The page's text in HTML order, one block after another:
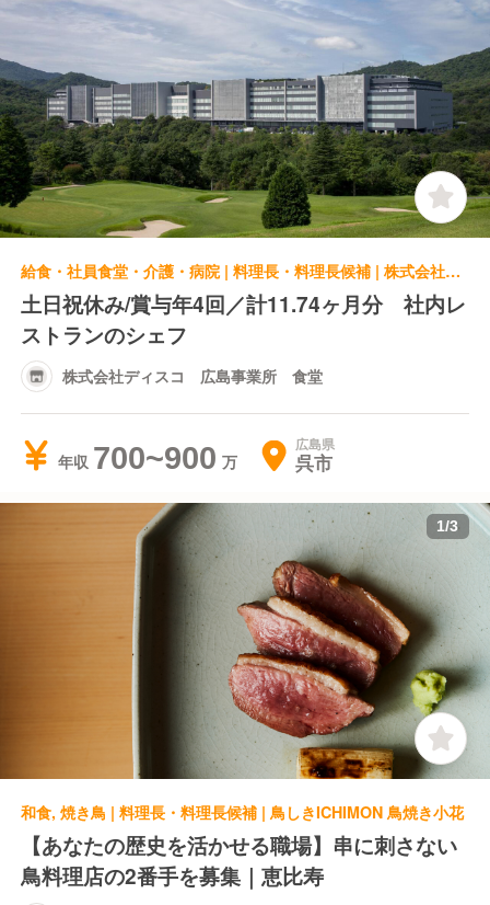
給食・社員食堂・介護・病院 | 料理長・料理長候補 | 株式会社ディスコ 広島事業所 食堂
土日祝休み/賞与年4回／計11.74ヶ月分 社内レ
ストランのシェフ
株式会社ディスコ 広島事業所 食堂
年収 700~900 広島県
呉市
1/3
和食, 焼き鳥 | 料理長・料理長候補 | 鳥しきICHIMON 鳥焼き小花
【あなたの歴史を活かせる職場】串に刺さない
鳥料理店の2番手を募集｜恵比寿